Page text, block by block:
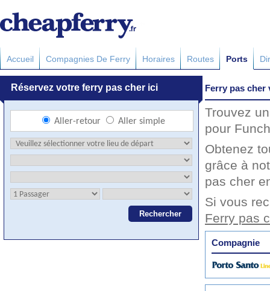
Accueil Compagnies De Ferry Horaires Routes Ports
Ferry pas cher
Trouvez
pour
Obtenez
grâce à
pas cher
Si vous
Ferry pas
Compagnie